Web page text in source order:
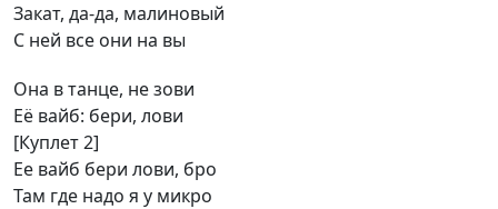
Закат, да-да, малиновый
С ней все они на вы
Она в танце, не зови
Её вайб: бери, лови
[Куплет 2]
Ее вайб бери лови, бро
Там где надо я у микро